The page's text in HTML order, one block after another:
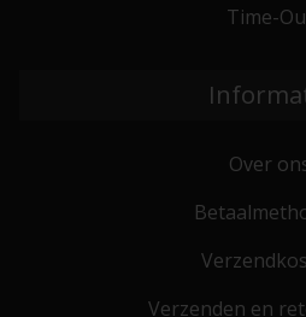
Time-
Over
Verzenden en